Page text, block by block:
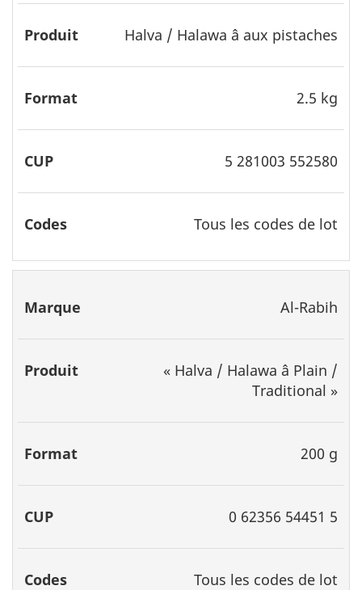
Halva / Halawa â aux pistaches
2.5 kg
5 281003 552580
Tous les codes de lot
Al-Rabih
« Halva / Halawa â Plain /
Traditional »
200 g
0 62356 54451 5
Tous les codes de lot